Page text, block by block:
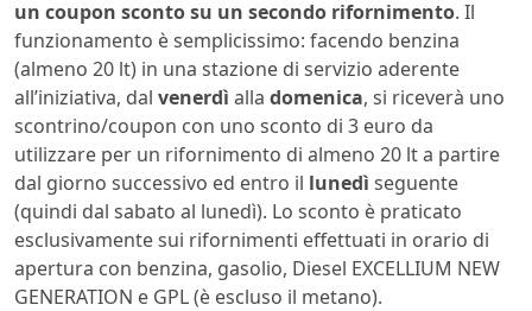
un coupon sconto su un secondo rifornimento. Il
funzionamento è semplicissimo: facendo benzina
(almeno 20 lt) in una stazione di servizio aderente
all’iniziativa, dal venerdì alla domenica, si riceverà uno
scontrino/coupon con uno sconto di 3 euro da
utilizzare per un rifornimento di almeno 20 lt a partire
dal giorno successivo ed entro il lunedì seguente
(quindi dal sabato al lunedì). Lo sconto è praticato
esclusivamente sui rifornimenti effettuati in orario di
apertura con benzina, gasolio, Diesel EXCELLIUM NEW
GENERATION e GPL (è escluso il metano).